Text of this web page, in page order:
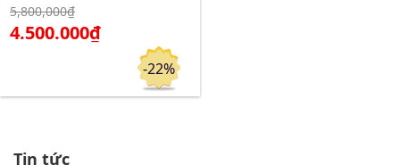
Click để xem chi tiết
5,800,000₫
4.500.000₫
-22%
Tin tức